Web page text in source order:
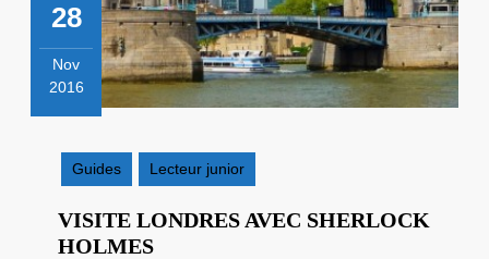
28
Nov
2016
2016
Guides
Lecteur junior
VISITE LONDRES AVEC SHERLOCK
HOLMESVISITE